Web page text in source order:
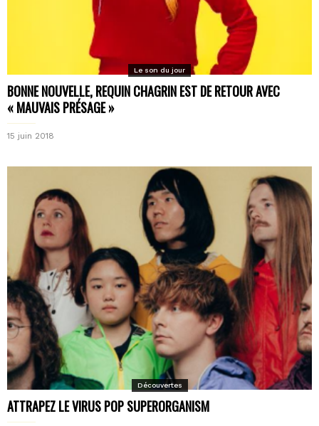
Le son du jour
BONNE NOUVELLE, REQUIN CHAGRIN EST DE RETOUR AVEC
« MAUVAIS PRÉSAGE »
15 juin 2018
Découvertes
ATTRAPEZ LE VIRUS POP SUPERORGANISM